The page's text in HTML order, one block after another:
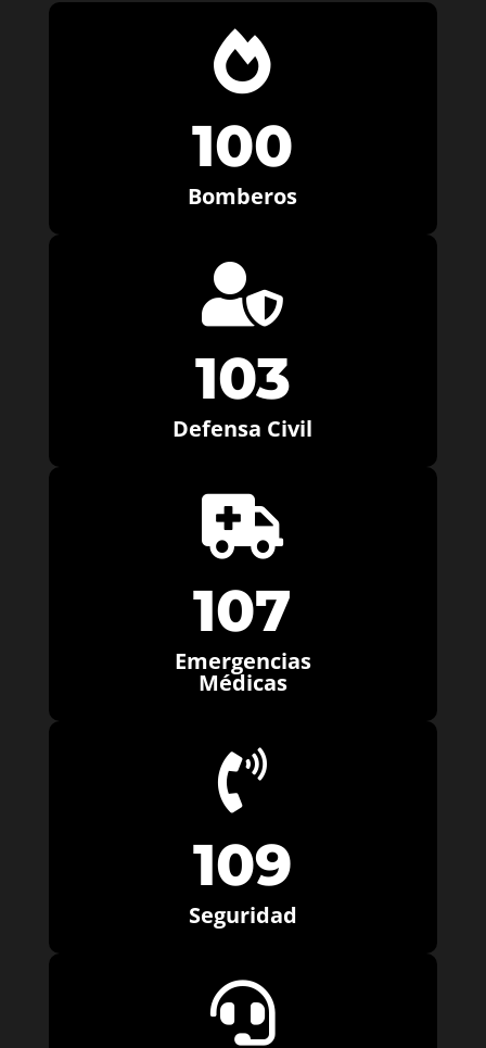

100
Bomberos

103
Defensa Civil

107
Emergencias
Médicas

109
Seguridad
